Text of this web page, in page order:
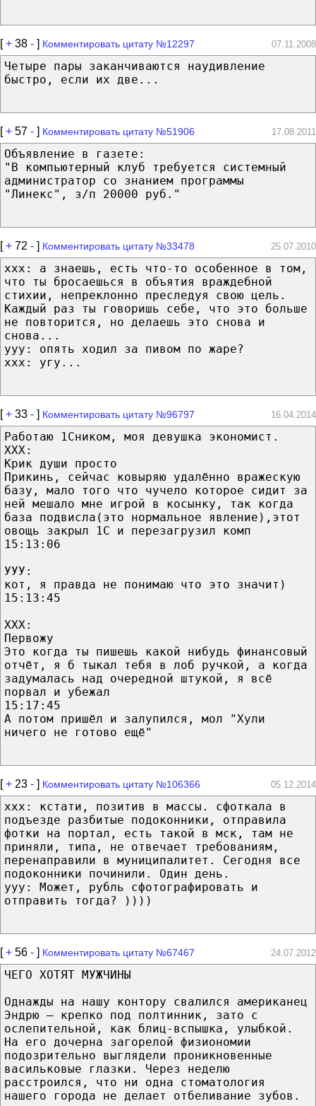
[+ 38 - ] Комментировать цитату №12297 07.11.2008
Четыре пары заканчиваются наудивление
быстро, если их две...
[+ 57 - ] Комментировать цитату №51906 17.08.2011
Объявление в газете:
"В компьютерный клуб требуется системный
администратор со знанием программы
"Линекс", з/п 20000 руб."
[+ 72 - ] Комментировать цитату №33478 25.07.2010
xxx: а знаешь, есть что-то особенное в том,
что ты бросаешься в объятия враждебной
стихии, непреклонно преследуя свою цель.
Каждый раз ты говоришь себе, что это больше
не повторится, но делаешь это снова и
снова...
yyy: опять ходил за пивом по жаре?
xxx: угу...
[+ 33 - ] Комментировать цитату №96797 16.04.2014
Работаю 1Сником, моя девушка экономист.
ХХХ:
Крик души просто
Прикинь, сейчас ковыряю удалённо вражескую
базу, мало того что чучело которое сидит за
ней мешало мне игрой в косынку, так когда
база подвисла(это нормальное явление),этот
овощь закрыл 1С и перезагрузил комп
15:13:06
УУУ:
кот, я правда не понимаю что это значит)
15:13:45
ХХХ:
Первожу
Это когда ты пишешь какой нибудь финансовый
отчёт, я б тыкал тебя в лоб ручкой, а когда
задумалась над очередной штукой, я всё
порвал и убежал
15:17:45
А потом пришёл и залупился, мол "Хули
ничего не готово ещё"
[+ 23 - ] Комментировать цитату №106366 05.12.2014
xxx: кстати, позитив в массы. сфоткала в
подъезде разбитые подоконники, отправила
фотки на портал, есть такой в мск, там не
приняли, типа, не отвечает требованиям,
перенаправили в муниципалитет. Сегодня все
подоконники починили. Один день.
yyy: Может, рубль сфотографировать и
отправить тогда? ))))
[+ 56 - ] Комментировать цитату №67467 24.07.2012
ЧЕГО ХОТЯТ МУЖЧИНЫ
Однажды на нашу контору свалился американец
Эндрю — крепко под полтинник, зато с
ослепительной, как блиц-вспышка, улыбкой.
На его дочерна загорелой физиономии
подозрительно выглядели проникновенные
васильковые глазки. Через неделю
расстроился, что ни одна стоматология
нашего города не делает отбеливание зубов.